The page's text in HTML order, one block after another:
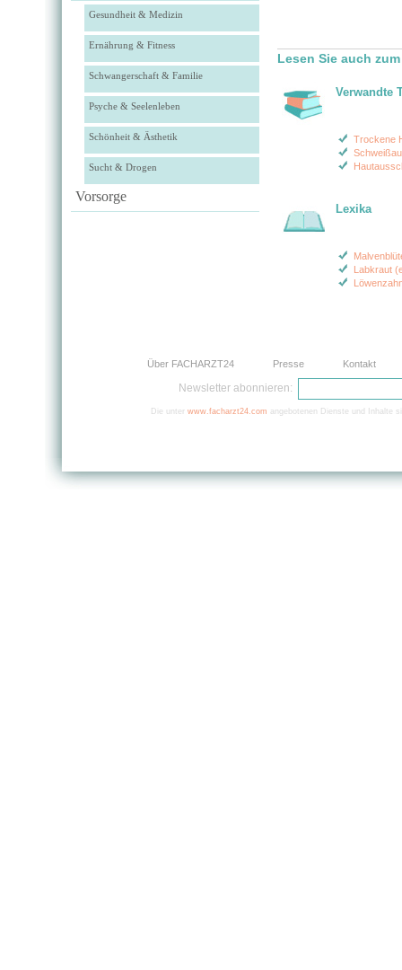
Gesundheit & Medizin
Ernährung & Fitness
Schwangerschaft & Familie
Psyche & Seelenleben
Schönheit & Ästhetik
Sucht & Drogen
Vorsorge
Lesen Sie auch
Verwandte
Trockene
Lexika
Labkraut
Über FACHARZT24 Presse Kontakt
Newsletter abonnieren:
Die unter www.facharzt24.com angebotenen Dienste und Inhalte